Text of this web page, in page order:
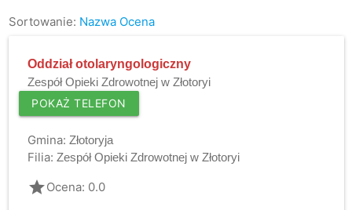
Sortowanie: Nazwa Ocena
Oddział otolaryngologiczny
Zespół Opieki Zdrowotnej w Złotoryi
POKAŻ TELEFON
Gmina: Złotoryja
Filia: Zespół Opieki Zdrowotnej w Złotoryi
gradeOcena: 0.0